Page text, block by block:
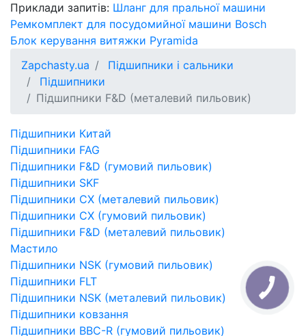
Приклади запитів: Шланг для пральної машини
Ремкомплект для посудомийної машини Bosch
Блок керування витяжки Pyramida
Zapchasty.ua
Підшипники і сальники
Підшипники
Підшипники F&D (металевий пильовик)
Підшипники Китай
Підшипники FAG
Підшипники F&D (гумовий пильовик)
Підшипники SKF
Підшипники CX (металевий пильовик)
Підшипники CX (гумовий пильовик)
Підшипники F&D (металевий пильовик)
Мастило
Підшипники NSK (гумовий пильовик)
Підшипники FLT
Підшипники NSK (металевий пильовик)
Підшипники ковзання
Підшипники BBC-R (гумовий пильовик)